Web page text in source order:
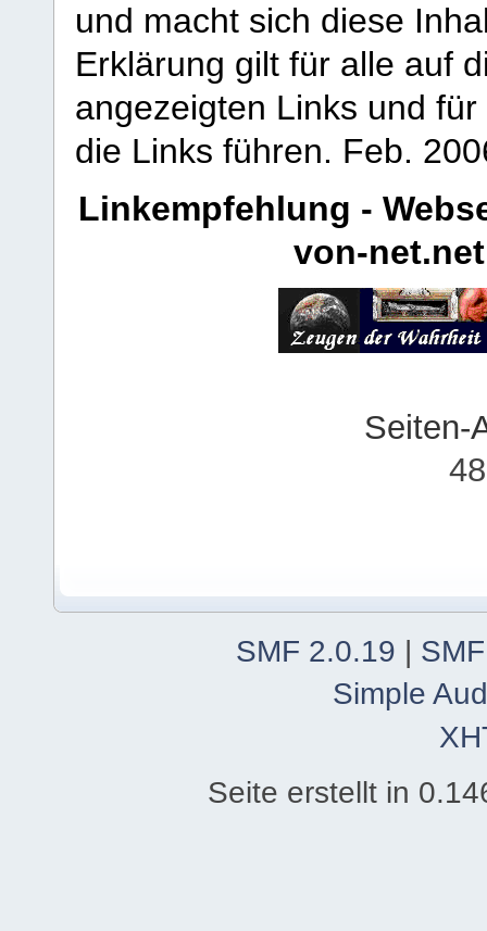
und macht sich diese
Erklärung gilt für alle auf
angezeigten Links und
die Links führen. Feb.
Linkempfehlung -
von-net.net
Seiten-
SMF 2.0.19 |
Simple
Seite erstellt in